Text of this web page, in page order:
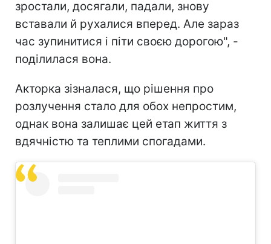
зростали, досягали, падали, знову
вставали й рухалися вперед. Але зараз
час зупинитися і піти своєю дорогою", -
поділилася вона.
Акторка зізналася, що рішення про
розлучення стало для обох непростим,
однак вона залишає цей етап життя з
вдячністю та теплими спогадами.